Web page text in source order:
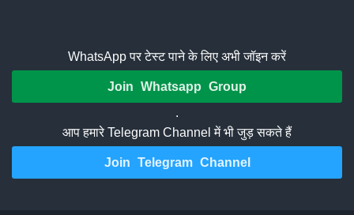
WhatsApp पर टेस्ट पाने के लिए अभी जॉइन करें
Join Whatsapp Group
.
आप हमारे Telegram Channel में भी जुड़ सकते हैं
Join Telegram Channel